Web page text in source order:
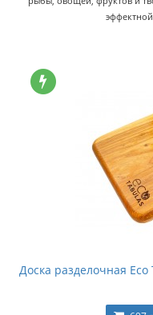
Доска разделочная